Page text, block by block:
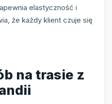
elastyczność i
że każdy klient czuje się
na trasie z